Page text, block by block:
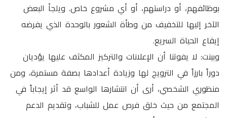
بوظائفهم، أو دراستهم، أو أي مشروع خاص. ويلجأ البعض
الآخر إليها للتخفيف من وطأة الشعور بالوحدة الذي يفرضه
إيقاع الحياة السريع.
وبينت: لا يفوتنا أن الإعلانات والتركيز المكثف عليها يؤديان
دوراً بارزاً في الترويج لها وزيادة أعدادها بصفة مستمرة، ومن
منظوري الشخصي، أرى أن انتشارها الواسع قد أثر إيجاباً في
المجتمع من حيث خلق فرص عمل للشباب، وتقديم الدعم